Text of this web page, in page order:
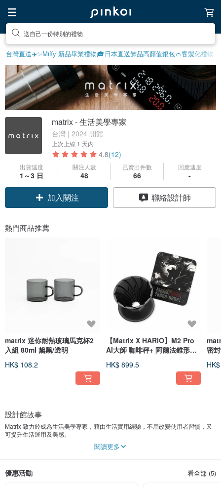
送自己一份特別的禮物
台灣直送✈️✨Miffy 新品畢業禮物🎓日本直送飾品高顏值銀包👛客製化禮物
matrix - 生活美學專家
台灣 | 2024 開館
上次上線 1 天內
4.8(12)
出貨速度
1～3 日
關注人數
48
已賣出件數
66
回應速度
-
領優惠券
加入關注
聯絡設計師
熱門商品推薦
matrix 迷你耐熱玻璃馬克杯2
入組 80ml 黛黑/透明
HK$ 108.2
【Matrix X HARIO】M2 Pro
AI大師 咖啡秤+ 阿爾法錐形凹
HK$ 899.5
密
設計館故事
Matrix 致力於成為生活美學專家，藉由生活實用經驗，不用改變使用者習慣，又
可提升生活運用及美感。
這樣的運用不僅止只適用一種，還可多方面使用，這是我們團隊努力的目標！
閱讀更多
優惠活動 看全部 (5)